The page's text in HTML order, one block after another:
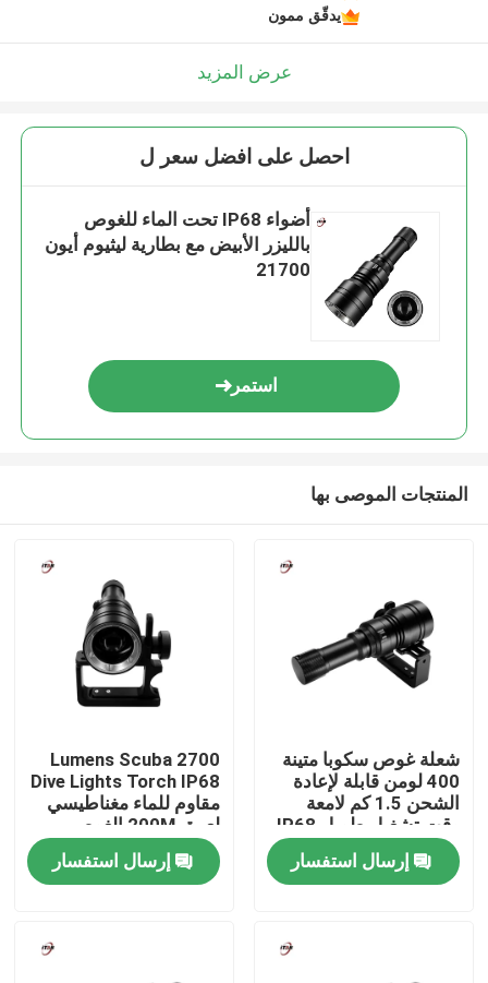
المنزل
المنتجات
يدقّق ممون
عرض المزيد
احصل على افضل سعر ل
أضواء IP68 تحت الماء للغوص
بالليزر الأبيض مع بطارية ليثيوم أيون
21700
استمر
المنتجات الموصى بها
شعلة غوص سكوبا متينة
400 لومن قابلة لإعادة
الشحن 1.5 كم لامعة
وقت تشغيل طويل IP68
إرسال استفسار
2700 Lumens Scuba
Dive Lights Torch IP68
مقاوم للماء مغناطيسي
لعمق 200M الغوص
إرسال استفسار